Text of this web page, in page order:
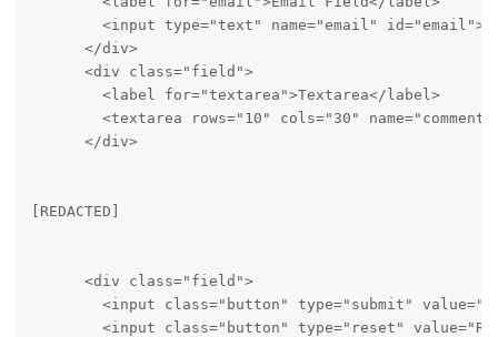
        <input type="text" name="email" id="email">
      </div>
      <div class="field">
        <label for="textarea">Textarea</label>
<textarea rows="10" cols="30"
      </div>
[REDACTED]
      <div class="field">
<input class="button" type="submit"
<input class="button" type="reset"